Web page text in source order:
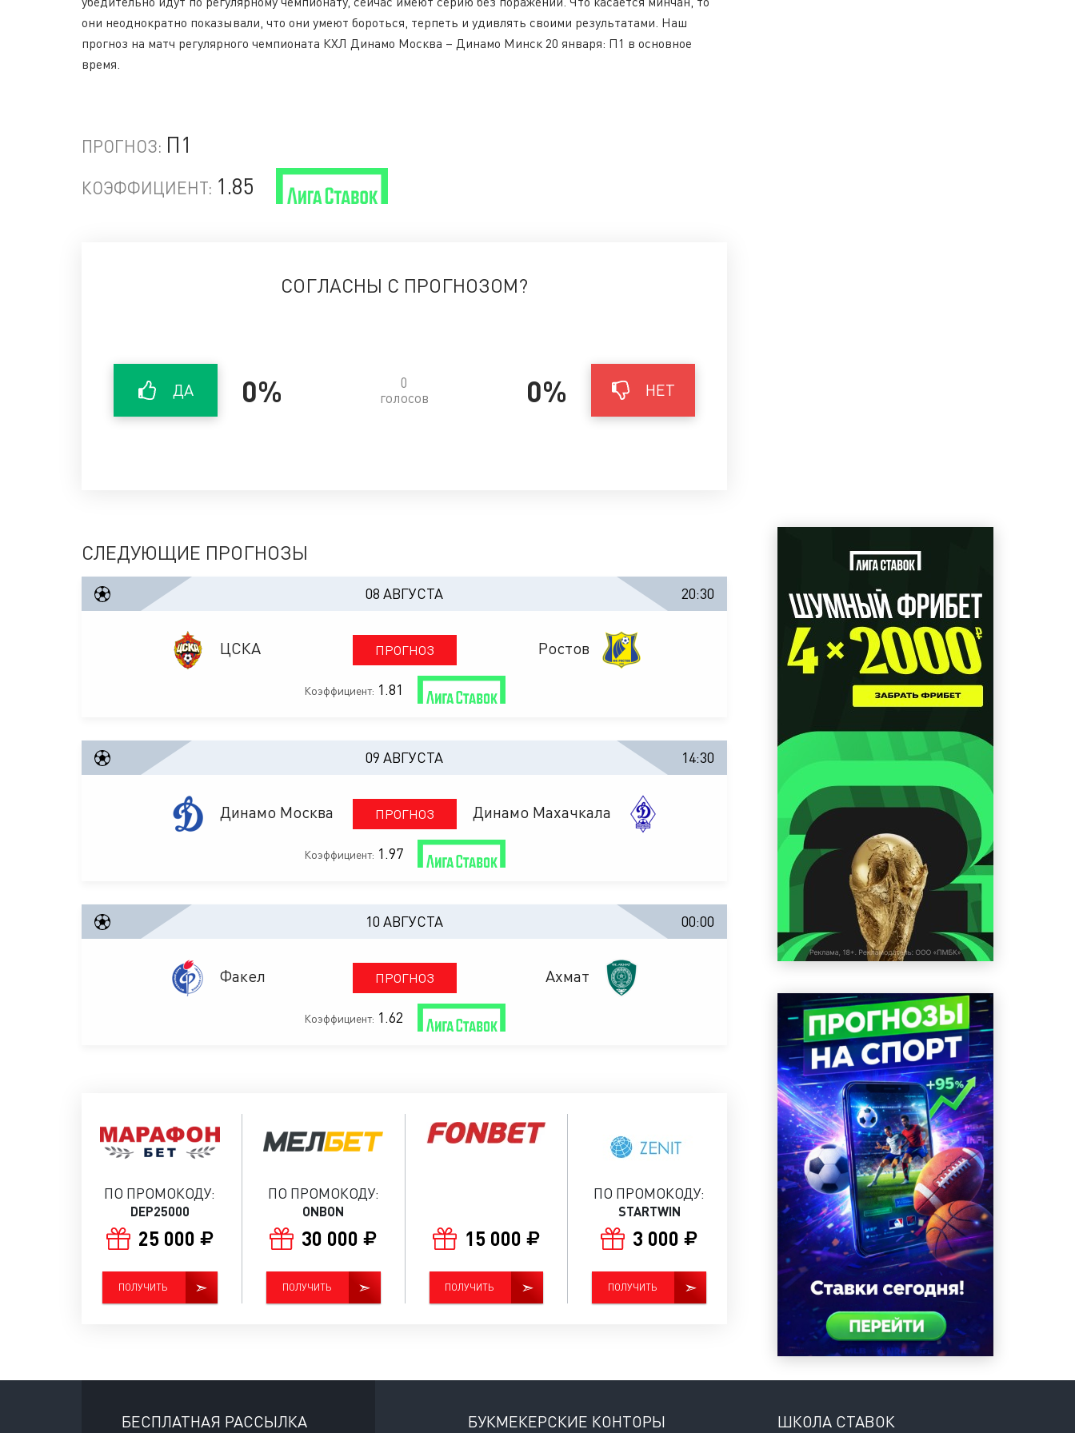
они неоднократно показывали, что они умеют бороться, терпеть и удивлять своими результатами. Наш
прогноз на матч регулярного чемпионата КХЛ Динамо Москва – Динамо Минск 20 января: П1 в основное
время.
ПРОГНОЗ: П1
КОЭФФИЦИЕНТ: 1.85
СОГЛАСНЫ С ПРОГНОЗОМ?
ДА 0%
0
голосов
0% НЕТ
СЛЕДУЮЩИЕ ПРОГНОЗЫ
08 АВГУСТА 20:30
ЦСКА ПРОГНОЗ Ростов
Коэффициент: 1.81
09 АВГУСТА 14:30
Динамо Москва ПРОГНОЗ Динамо Махачкала
Коэффициент: 1.97
10 АВГУСТА 00:00
Факел ПРОГНОЗ Ахмат
Коэффициент: 1.62
ПО ПРОМОКОДУ:
DEP25000
25 000
ПОЛУЧИТЬ
ПО ПРОМОКОДУ:
ONBON
30 000
ПОЛУЧИТЬ
15 000
ПОЛУЧИТЬ
ПО ПРОМОКОДУ:
STARTWIN
3 000
ПОЛУЧИТЬ
БЕСПЛАТНАЯ РАССЫЛКА
БУКМЕКЕРСКИЕ КОНТОРЫ ШКОЛА СТАВОК